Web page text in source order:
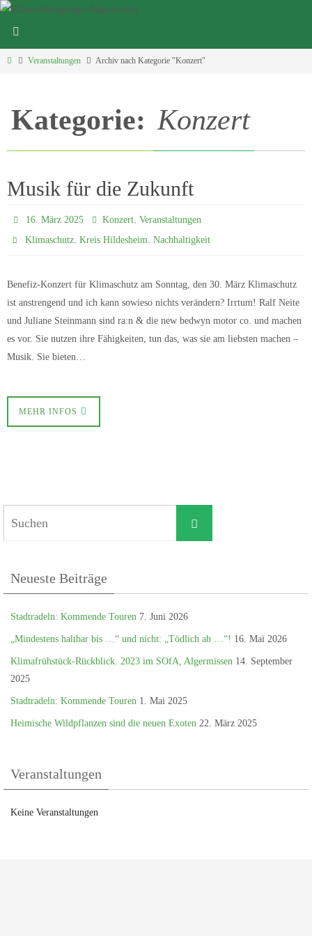
Zum
Inhalt
StartVeranstaltungen Archiv nach Kategorie "Konzert"
Kategorie: Konzert
Musik für die Zukunft
16. März 2025 Konzert, Veranstaltungen
Klimaschutz,Kreis Hildesheim,Nachhaltigkeit
Benefiz-Konzert für Klimaschutz am Sonntag, den 30. März Klimaschutz
ist anstrengend und ich kann sowieso nichts verändern? Irrtum! Ralf Neite
und Juliane Steinmann sind ra:n & die new bedwyn motor co. und machen
es vor. Sie nutzen ihre Fähigkeiten, tun das, was sie am liebsten machen –
Musik. Sie bieten…
MEHR INFOS
Suchen
Neueste Beiträge
Stadtradeln: Kommende Touren 7. Juni 2026
„Mindestens haltbar bis …“ und nicht: „Tödlich ab …“! 16. Mai 2026
Klimafrühstück-Rückblick. 2023 im SOfA, Algermissen 14. September
2025
Stadtradeln: Kommende Touren 1. Mai 2025
Heimische Wildpflanzen sind die neuen Exoten 22. März 2025
Veranstaltungen
Keine Veranstaltungen